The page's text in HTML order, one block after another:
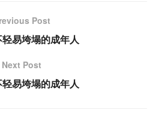
Post
易垮塌的成年人
Next Post
易垮塌的成年人